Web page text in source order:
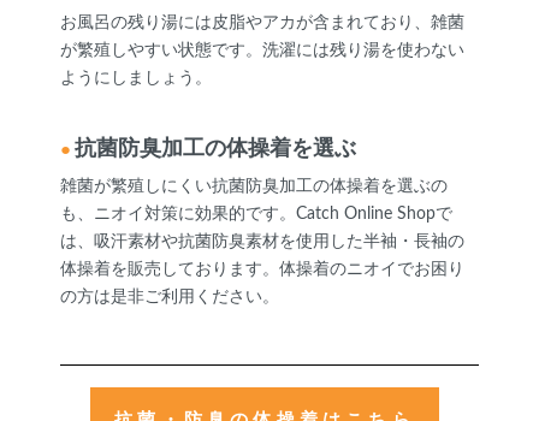
お風呂の残り湯には皮脂やアカが含まれており、雑菌
が繁殖しやすい状態です。洗濯には残り湯を使わない
ようにしましょう。
抗菌防臭加工の体操着を選ぶ
雑菌が繁殖しにくい抗菌防臭加工の体操着を選ぶの
も、ニオイ対策に効果的です。Catch Online Shopで
は、吸汗素材や抗菌防臭素材を使用した半袖・長袖の
体操着を販売しております。体操着のニオイでお困り
の方は是非ご利用ください。